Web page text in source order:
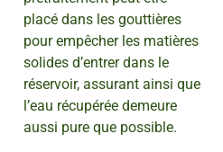
placé dans les gouttières
pour empêcher les matières
solides d’entrer dans le
réservoir, assurant ainsi que
l’eau récupérée demeure
aussi pure que possible.